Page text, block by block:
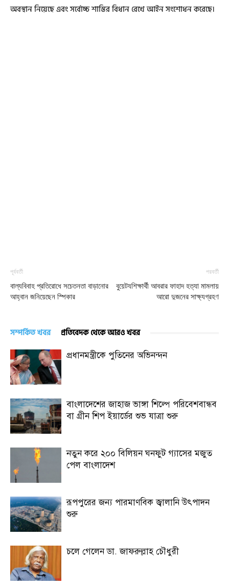
অবস্থান নিয়েছে এবং সর্বোচ্চ শাস্তির বিধান রেখে আইন সংশোধন করেছে।
পূর্ববর্তী
বাল্যবিবাহ প্রতিরোধে সচেতনতা বাড়ানোর
আহ্বান জনিয়েছেন স্পিকার
পরবর্তী
বুয়েটযশিক্ষার্থী আবরার ফাহাদ হত্যা মামলায়
আরো দুজনের সাক্ষ্যগ্রহণ
সম্পর্কিত খবর প্রতিবেদক থেকে আরও খবর
প্রধানমন্ত্রীকে পুতিনের অভিনন্দন
বাংলাদেশের জাহাজ ভাঙ্গা শিল্পে পরিবেশবান্ধব
বা গ্রীন শিপ ইয়ার্ডের শুভ যাত্রা শুরু
নতুন করে ২০০ বিলিয়ন ঘনফুট গ্যাসের মজুত
পেল বাংলাদেশ
রূপপুরের জন্য পারমাণবিক জ্বালানি উৎপাদন
শুরু
চলে গেলেন ডা. জাফরুল্লাহ চৌধুরী